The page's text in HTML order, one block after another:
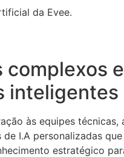
da Evee.
complexos
inteligentes
às equipes técnicas,
I.A personalizadas
estratégico